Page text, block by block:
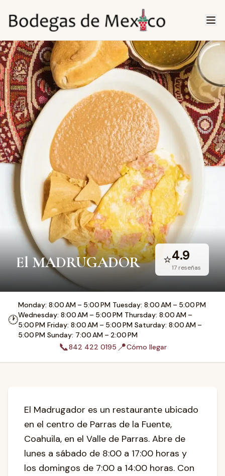
El MADRUGADOR ⭐4.9
17 reseñas
🕐
Monday: 8:00 AM – 5:00 PM Tuesday: 8:00 AM – 5:00 PM
Wednesday: 8:00 AM – 5:00 PM Thursday: 8:00 AM –
5:00 PM Friday: 8:00 AM – 5:00 PM Saturday: 8:00 AM –
5:00 PM Sunday: 7:00 AM – 2:00 PM
📞842 422 0195 📍Cómo llegar
El Madrugador es un restaurante ubicado
en el centro de Parras de la Fuente,
Coahuila, en el Valle de Parras. Abre de
lunes a sábado de 8:00 a 17:00 horas y
los domingos de 7:00 a 14:00 horas. Con